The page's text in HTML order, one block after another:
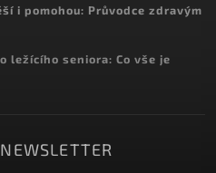
i pomohou: Průvodce zdravým
ležícího seniora: Co vše je